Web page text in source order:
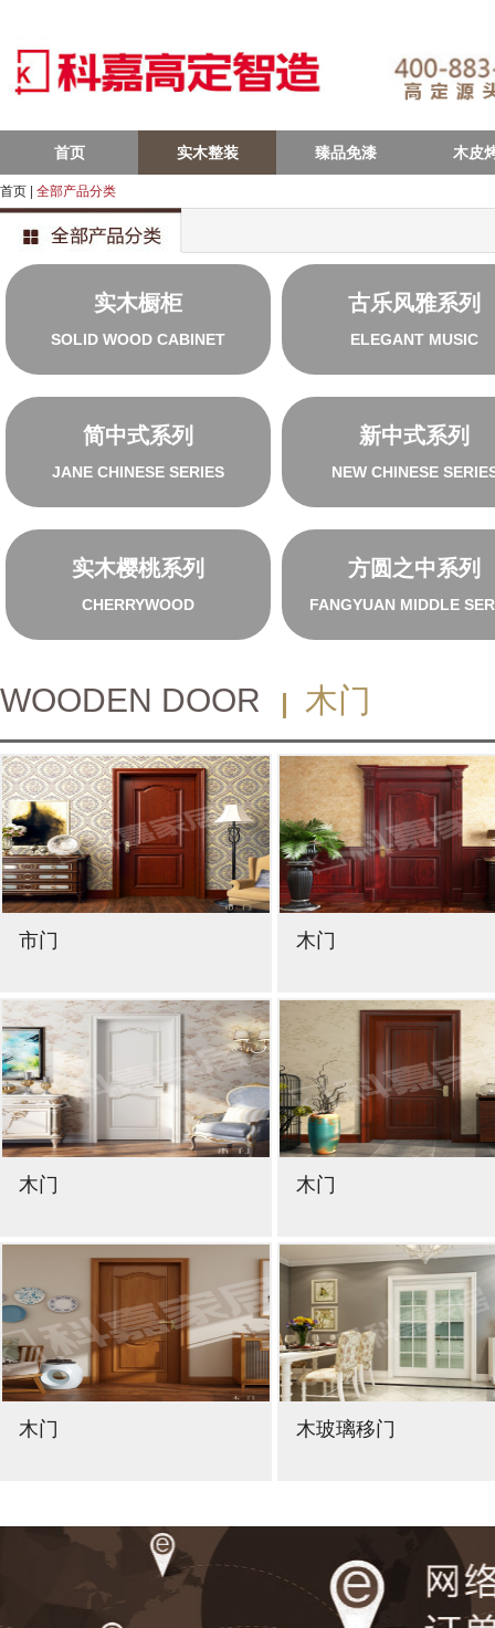
首页 实木整装 臻品免漆 木皮
首页 全部产品分类
实木橱柜
SOLID WOOD CABINET
古乐风雅系列
ELEGANT MUSIC
简中式系列
JANE CHINESE SERIES
新中式系列
NEW CHINESE
实木樱桃系列
CHERRYWOOD
方圆之中系列
FANGYUAN MIDDLE
WOODEN DOOR 木门
市门 木门
木门 木门
木门 木玻璃移门